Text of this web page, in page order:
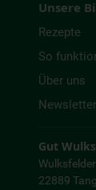
Unsere
Rezepte
So
Über uns
Newsletter
Gut
22889